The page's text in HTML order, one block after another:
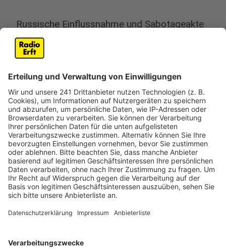
Russische Einflussnahme und Sabotageakte
Anzeige
Verfassungsschutzchef Jürgen Kayser hebt hervor,
Nachrichtenseiten von russischen Firmen stammt und
die Spur klar nach Russland führt. Auch Sabotageakte
mit Bauschaum im Bundestagswahlkampf werden
russischen Einfluss-Operationen zugeschrieben. Diese
Entwicklungen unterstreichen die Notwendigkeit
erhöhter Wachsamkeit und internationaler
Zusammenarbeit im Kampf gegen solche
Bedrohungen.
Verfassungsschutzes, gibt es hier.